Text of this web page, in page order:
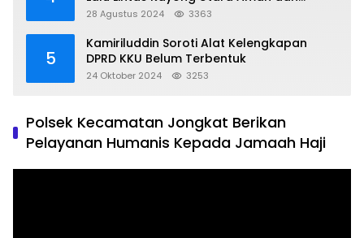
Kondusif
28 Agustus 2024 3363
5
Kamiriluddin Soroti Alat Kelengkapan
DPRD KKU Belum Terbentuk
24 Oktober 2024 3253
Polsek Kecamatan Jongkat Berikan
Pelayanan Humanis Kepada Jamaah Haji